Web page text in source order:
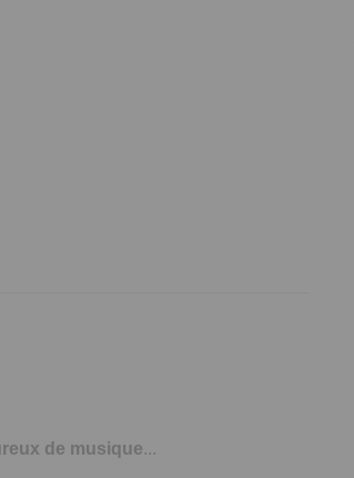
de musique...